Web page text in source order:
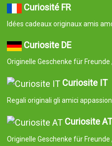
Curiosité FR
Idées cadeaux originaux amis
Curiosite DE
Originelle Geschenke für
Curiosite IT
Regali originali gli amici
Curiosite AT
Originelle Geschenke für